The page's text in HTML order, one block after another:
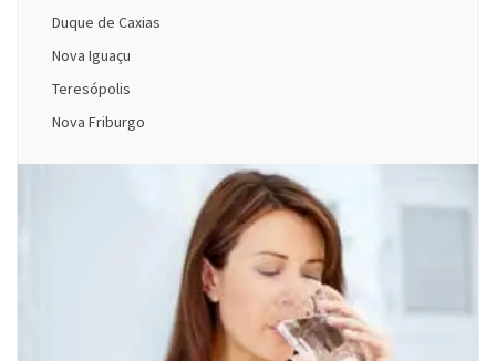
Duque de Caxias
Nova Iguaçu
Teresópolis
Nova Friburgo